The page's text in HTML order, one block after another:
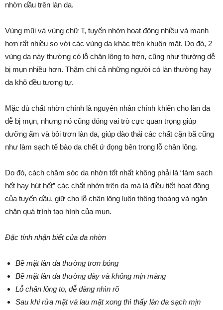
nhờn dầu trên làn da.
Vùng mũi và vùng chữ T, tuyến nhờn hoạt động nhiều và mạnh
hơn rất nhiều so với các vùng da khác trên khuôn mặt. Do đó, 2
vùng da này thường có lỗ chân lông to hơn, cũng như thường dễ
bị mụn nhiều hơn. Thậm chí cả những người có làn thường hay
da khô đều tương tự.
Mặc dù chất nhờn chính là nguyên nhân chính khiến cho làn da
dễ bị mụn, nhưng nó cũng đóng vai trò cực quan trọng giúp
dưỡng ẩm và bôi trơn làn da, giúp đào thải các chất cặn bã cũng
như làm sạch tế bào da chết ứ đọng bên trong lỗ chân lông.
Do đó, cách chăm sóc da nhờn tốt nhất không phải là “làm sạch
hết hay hút hết” các chất nhờn trên da mà là điều tiết hoạt động
của tuyến dầu, giữ cho lỗ chân lông luôn thông thoáng và ngăn
chặn quá trình tạo hình của mụn.
Đặc tính nhận biết của da nhờn
Bề mặt làn da thường trơn bóng
Bề mặt làn da thường dày và không mịn màng
Lỗ chân lông to, dễ dàng nhìn rõ
Sau khi rửa mặt và lau mặt xong thì thấy làn da sạch mịn